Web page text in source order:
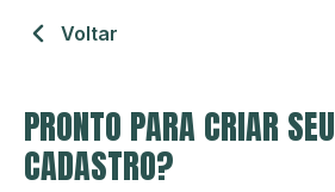
Voltar
PRONTO PARA CRIAR SEU
CADASTRO?